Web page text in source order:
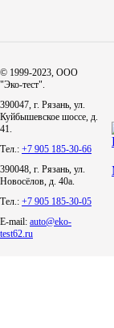
© 1999-2023, ООО
"Эко-тест".
390047, г. Рязань, ул.
Куйбышевское шоссе, д.
41.
Тел.: +7 905 185-30-66
390048, г. Рязань, ул.
Новосёлов, д. 40а.
Тел.: +7 905 185-30-05
E-mail: auto@eko-
test62.ru